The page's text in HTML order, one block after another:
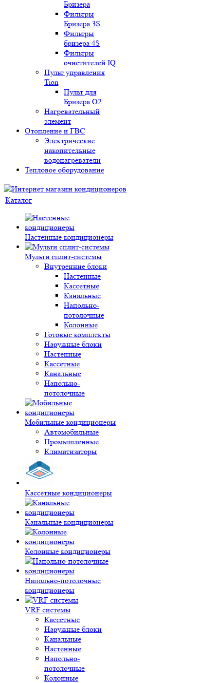
Бризера
Фильтры
Бризера 3S
Фильтры
бризера 4S
Фильтры
очистителей IQ
Пульт управления
Tion
Пульт для
Бризера O2
Нагревательный
элемент
Отопление и ГВС
Электрические
накопительные
водонагреватели
Тепловое оборудование
Каталог
Настенные кондиционеры
Мульти сплит-системы
Внутренние блоки
Настенные
Кассетные
Канальные
Напольно-
потолочные
Колонные
Готовые комплекты
Наружные блоки
Настенные
Кассетные
Канальные
Напольно-
потолочные
Мобильные кондиционеры
Автомобильные
Промышленные
Климатизаторы
Кассетные кондиционеры
Канальные кондиционеры
Колонные кондиционеры
Напольно-потолочные
кондиционеры
VRF системы
Кассетные
Наружные блоки
Канальные
Настенные
Напольно-
потолочные
Колонные